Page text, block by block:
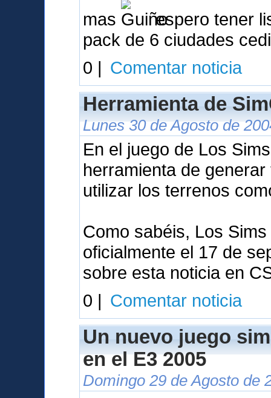
mas
espero tener
pack de 6 ciudades
0 | Comentar noticia
Herramienta de
Lunes 30 de Agosto de
En el juego de Los
herramienta de
utilizar los terrenos
Como sabéis, Los
oficialmente el 17 de
sobre esta noticia en
0 | Comentar noticia
Un nuevo juego
en el E3 2005
Domingo 29 de Agosto de